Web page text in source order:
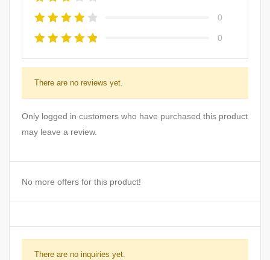
0
0
There are no reviews yet.
Only logged in customers who have purchased this product
may leave a review.
No more offers for this product!
There are no inquiries yet.